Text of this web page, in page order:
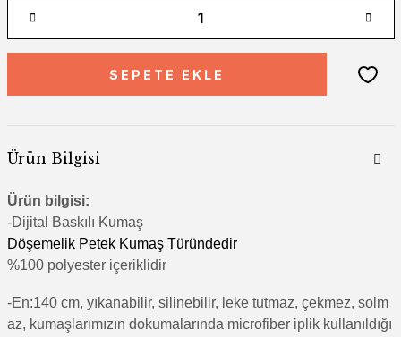
SEPETE EKLE
Ürün Bilgisi
Ürün bilgisi:
-Dijital Baskılı Kumaş
Döşemelik Petek Kumaş Türündedir
%100 polyester içeriklidir
-En:140 cm, yıkanabilir, silinebilir, leke tutmaz, çekmez, solm
az, kumaşlarımızın dokumalarında microfiber iplik kullanıldığı